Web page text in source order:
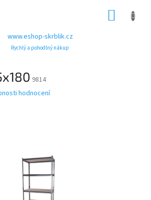
www.eshop-skrblik.cz
Rychlý a pohodlný nákup
9814
hodnocení